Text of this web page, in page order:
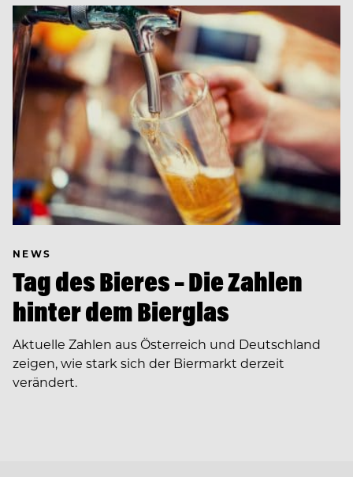
NEWS
Tag des Bieres – Die Zahlen
hinter dem Bierglas
Aktuelle Zahlen aus Österreich und Deutschland
zeigen, wie stark sich der Biermarkt derzeit
verändert.